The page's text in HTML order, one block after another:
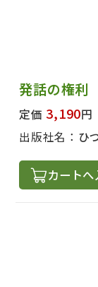
発話の権利
定価 3,190円
出版社名： ひ
カートへ